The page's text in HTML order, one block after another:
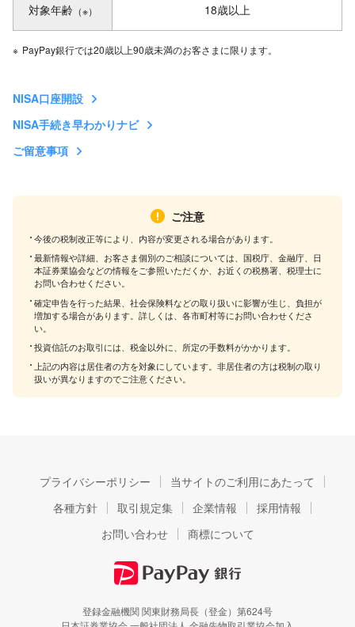
対象年齢 （※） 18歳以上
※ PayPay銀行では20歳以上90歳未満のお客さまに限ります。
NISA口座開設
NISA手続き早わかりナビ
ご留意事項
ご注意
今後の税制改正等により、内容が変更される場合があります。
最新情報や詳細、お客さま個別のご相談については、国税庁、金融庁、日
本証券業協会などの情報をご参照いただくか、お近くの税務署、税理士に
お問い合わせください。
確定申告を行った結果、社会保険料などの取り扱いに影響が生じ、負担が
増加する場合があります。詳しくは、各市町村等にお問い合わせくださ
い。
投資信託のお取引には、税金以外に、所定の手数料がかかります。
上記の内容は居住者の方を対象にしています。非居住者の方は税制の取り
扱いが異なりますのでご注意ください。
プライバシーポリシー
当サイトのご利用にあたって
各種方針
取引規定集 企業情報
採用情報
お問い合わせ
商標について
登録金融機関 関東財務局長（登金）第624号